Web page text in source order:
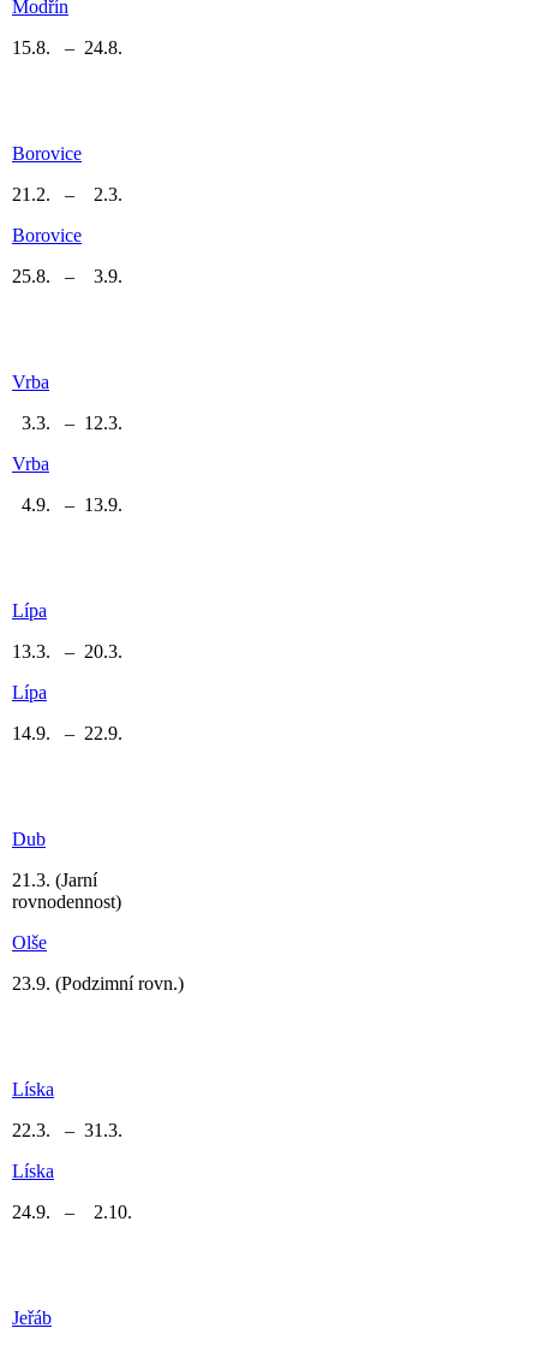
Modřín
15.8. – 24.8.
Borovice
21.2. – 2.3.
Borovice
25.8. – 3.9.
Vrba
3.3. – 12.3.
Vrba
4.9. – 13.9.
Lípa
13.3. – 20.3.
Lípa
14.9. – 22.9.
Dub
21.3. (Jarní
rovnodennost)
Olše
23.9. (Podzimní rovn.)
Líska
22.3. – 31.3.
Líska
24.9. – 2.10.
Jeřáb